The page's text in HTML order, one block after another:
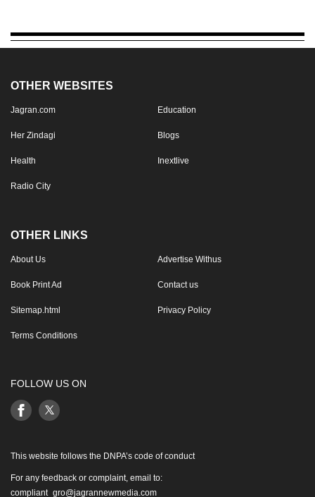
OTHER WEBSITES
Jagran.com Education
Her Zindagi Blogs
Health Inextlive
Radio City
OTHER LINKS
About Us Advertise Withus
Book Print Ad Contact us
Sitemap.html Privacy Policy
Terms Conditions
FOLLOW US ON
This website follows the DNPA’s code of conduct
For any feedback or complaint, email to:
compliant_gro@jagrannewmedia.com